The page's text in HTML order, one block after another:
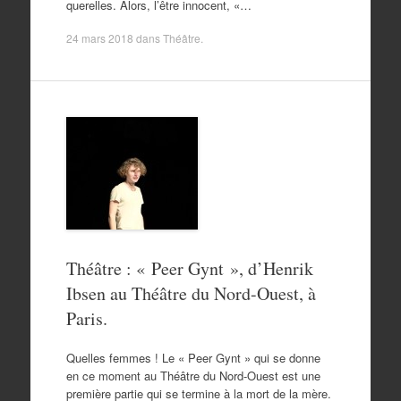
querelles. Alors, l’être innocent, «…
24 mars 2018 dansThéâtre
Théâtre : « Peer Gynt », d’Henrik
Ibsen au Théâtre du Nord-Ouest, à
Paris.
Quelles femmes ! Le « Peer Gynt » qui se donne
en ce moment au Théâtre du Nord-Ouest est une
première partie qui se termine à la mort de la mère.